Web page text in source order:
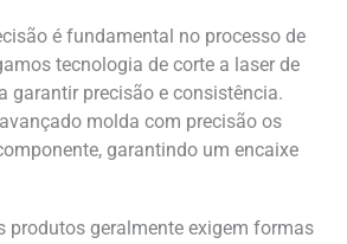
é fundamental no processo de
tecnologia de corte a laser de
garantir precisão e consistência.
molda com precisão os
garantindo um encaixe
produtos geralmente exigem formas